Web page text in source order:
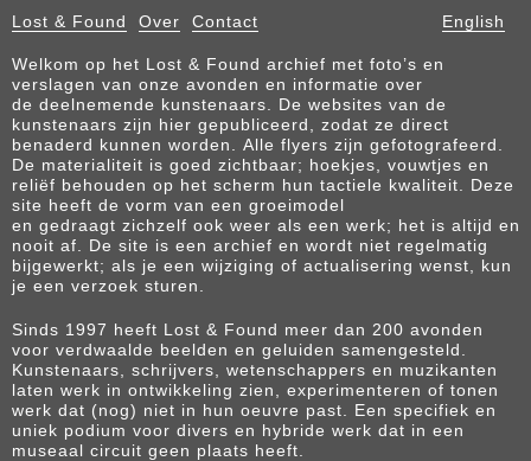
Lost & Found Over Contact English
Welkom op het Lost & Found archief met foto’s en
verslagen van onze avonden en informatie over
de deelnemende kunstenaars. De websites van de
kunstenaars zijn hier gepubliceerd, zodat ze direct
benaderd kunnen worden. Alle flyers zijn gefotografeerd.
De materialiteit is goed zichtbaar; hoekjes, vouwtjes en
reliëf behouden op het scherm hun tactiele kwaliteit. Deze
site heeft de vorm van een groeimodel
en gedraagt zichzelf ook weer als een werk; het is altijd en
nooit af. De site is een archief en wordt niet regelmatig
bijgewerkt; als je een wijziging of actualisering wenst, kun
je een verzoek sturen.
Sinds 1997 heeft Lost & Found meer dan 200 avonden
voor verdwaalde beelden en geluiden samengesteld.
Kunstenaars, schrijvers, wetenschappers en muzikanten
laten werk in ontwikkeling zien, experimenteren of tonen
werk dat (nog) niet in hun oeuvre past. Een specifiek en
uniek podium voor divers en hybride werk dat in een
museaal circuit geen plaats heeft.